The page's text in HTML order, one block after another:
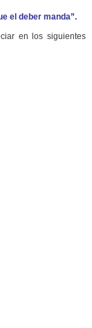
el deber manda”.
en los siguientes